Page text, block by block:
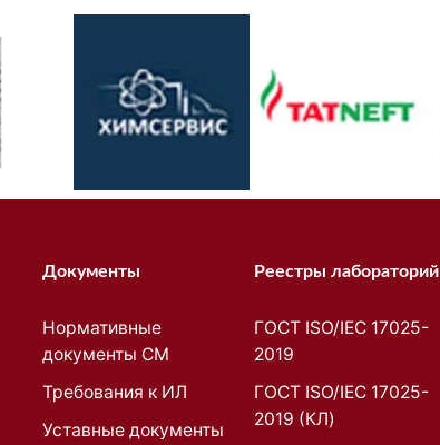
Документы
Нормативные
документы СМ
Требования к ИЛ
Уставные документы
Реестры лабораторий
ГОСТ ISO/IEC 17025-
2019
ГОСТ ISO/IEC 17025-
2019 (КЛ)